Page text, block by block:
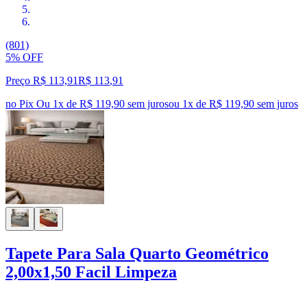
(801)
5% OFF
Preço R$ 113,91R$ 113,91
no Pix Ou 1x de R$ 119,90 sem jurosou 1x de R$ 119,90 sem juros
Tapete Para Sala Quarto Geométrico
2,00x1,50 Facil Limpeza